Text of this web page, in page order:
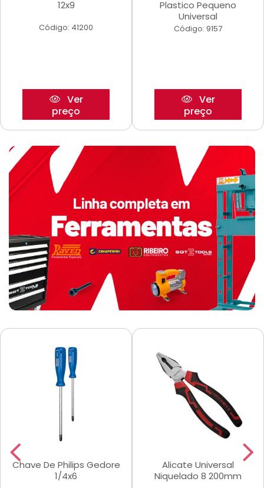
12x9
Código: 41200
Ver
preço
Plastico Pequeno
Universal
Código: 9157
Ver
preço
Chave De Philips Gedore
1/4x6
Alicate Universal
Niquelado 8 200mm